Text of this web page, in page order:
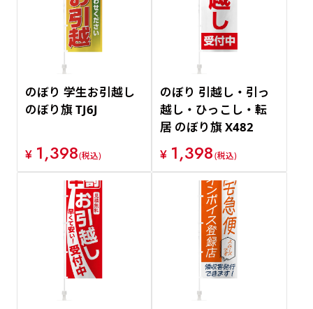
のぼり 学生お引越し
のぼり旗 TJ6J
¥ 1,398(税込)
のぼり 引越し・引っ
越し・ひっこし・転
居 のぼり旗 X482
¥ 1,398(税込)